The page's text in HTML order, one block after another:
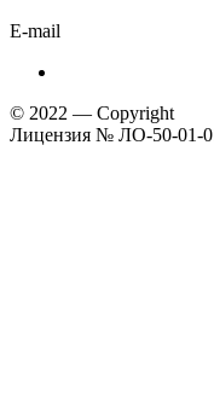
E-mail
© 2022 — Copyright
Лицензия № ЛО-50-01-